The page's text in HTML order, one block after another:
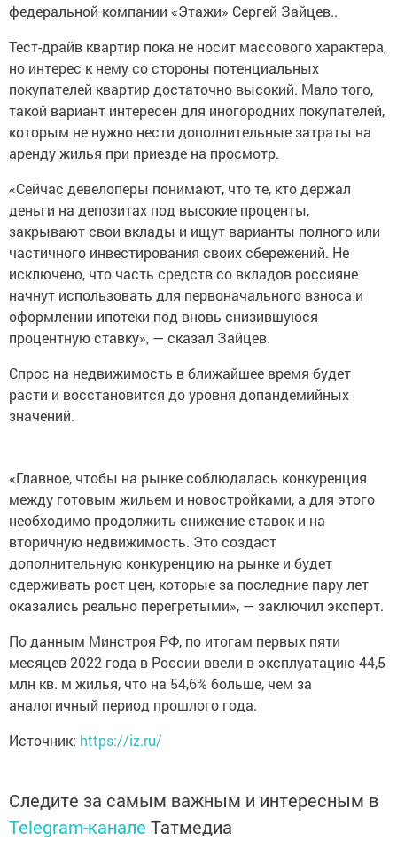
федеральной компании «Этажи» Сергей Зайцев..
Тест-драйв квартир пока не носит массового характера,
но интерес к нему со стороны потенциальных
покупателей квартир достаточно высокий. Мало того,
такой вариант интересен для иногородних покупателей,
которым не нужно нести дополнительные затраты на
аренду жилья при приезде на просмотр.
«Сейчас девелоперы понимают, что те, кто держал
деньги на депозитах под высокие проценты,
закрывают свои вклады и ищут варианты полного или
частичного инвестирования своих сбережений. Не
исключено, что часть средств со вкладов россияне
начнут использовать для первоначального взноса и
оформлении ипотеки под вновь снизившуюся
процентную ставку», — сказал Зайцев.
Спрос на недвижимость в ближайшее время будет
расти и восстановится до уровня допандемийных
значений.
«Главное, чтобы на рынке соблюдалась конкуренция
между готовым жильем и новостройками, а для этого
необходимо продолжить снижение ставок и на
вторичную недвижимость. Это создаст
дополнительную конкуренцию на рынке и будет
сдерживать рост цен, которые за последние пару лет
оказались реально перегретыми», — заключил эксперт.
По данным Минстроя РФ, по итогам первых пяти
месяцев 2022 года в России ввели в эксплуатацию 44,5
млн кв. м жилья, что на 54,6% больше, чем за
аналогичный период прошлого года.
Источник: https://iz.ru/
Следите за самым важным и интересным в
Telegram-канале Татмедиа